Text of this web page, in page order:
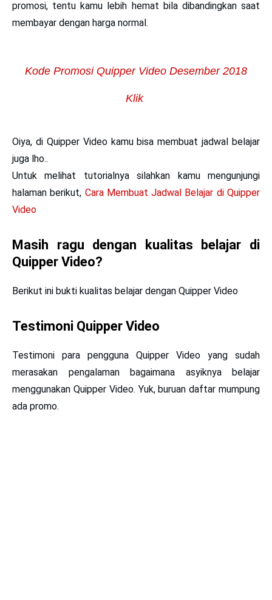
promosi, tentu kamu lebih hemat bila dibandingkan saat
membayar dengan harga normal.
Kode Promosi Quipper Video Desember 2018
Klik
Oiya, di Quipper Video kamu bisa membuat jadwal belajar
juga lho..
Untuk melihat tutorialnya silahkan kamu mengunjungi
halaman berikut, Cara Membuat Jadwal Belajar di Quipper
Video
Masih ragu dengan kualitas belajar di
Quipper Video?
Berikut ini bukti kualitas belajar dengan Quipper Video
Testimoni Quipper Video
Testimoni para pengguna Quipper Video yang sudah
merasakan pengalaman bagaimana asyiknya belajar
menggunakan Quipper Video. Yuk, buruan daftar mumpung
ada promo.